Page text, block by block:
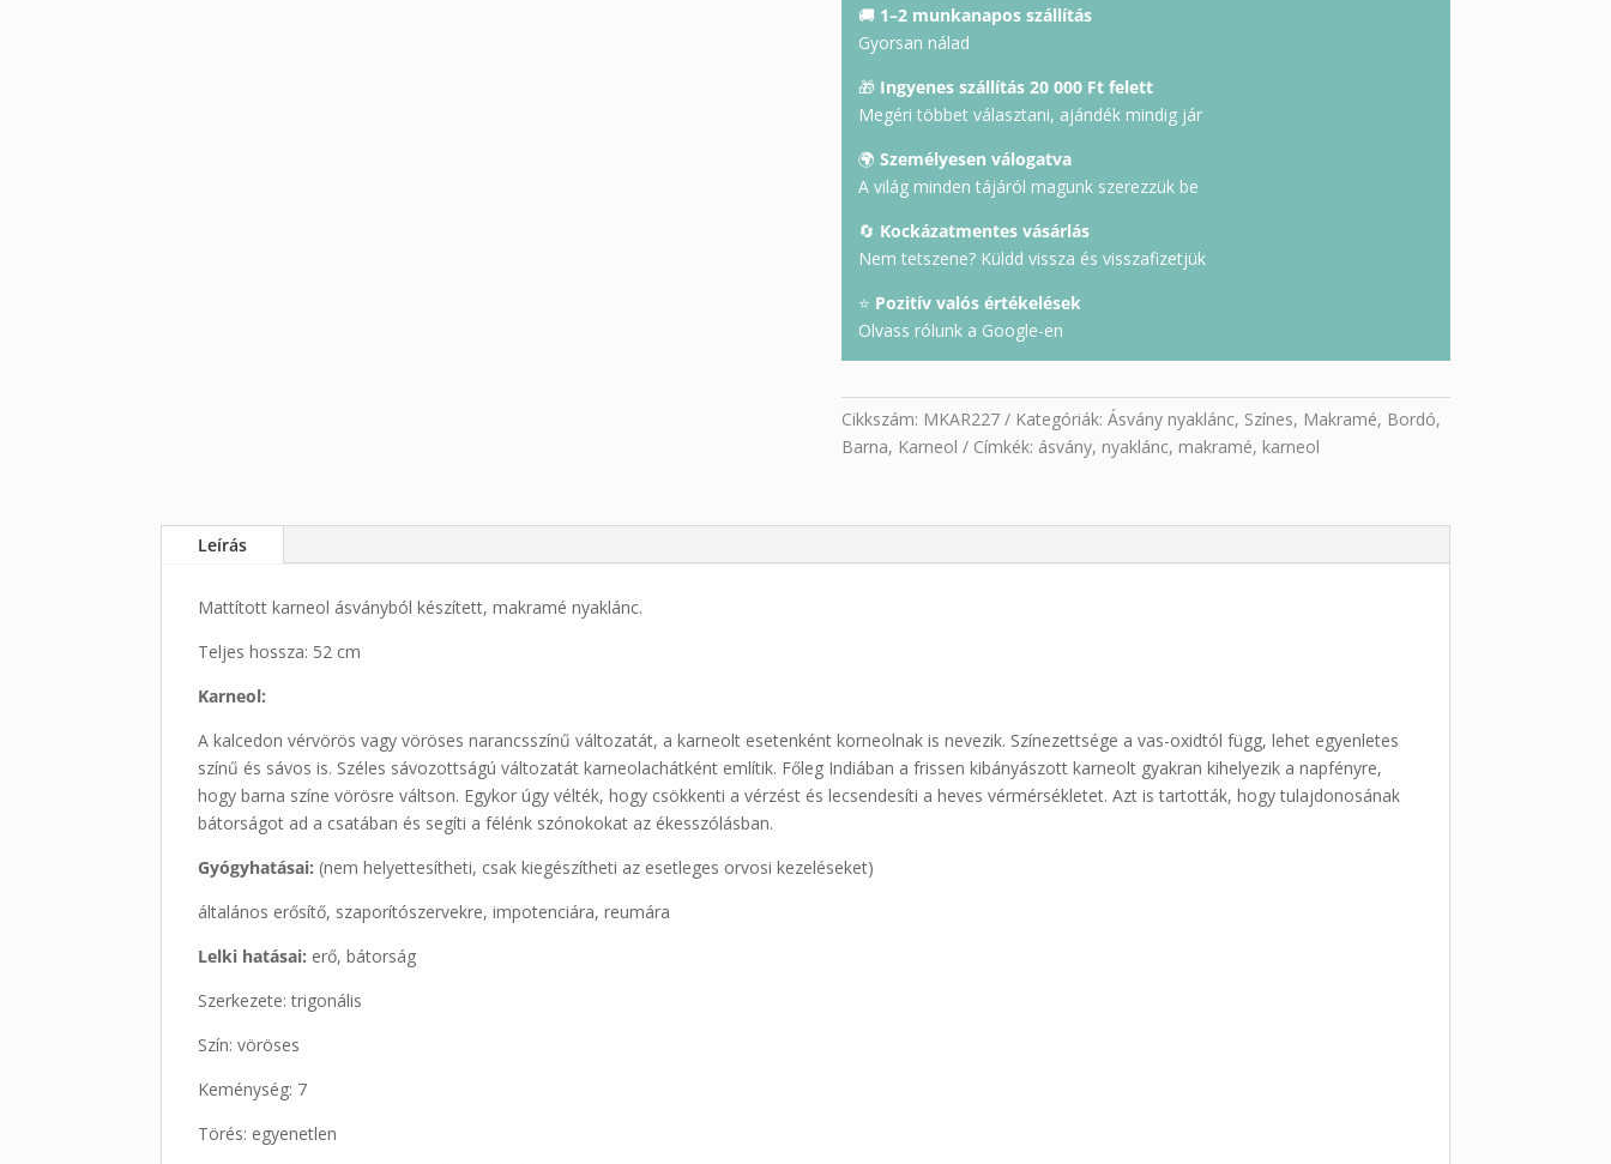
🚚 1–2 munkanapos szállítás
Gyorsan nálad
🎁 Ingyenes szállítás 20 000 Ft felett
Megéri többet választani, ajándék mindig jár
🌍 Személyesen válogatva
A világ minden tájáról magunk szerezzük be
🔄 Kockázatmentes vásárlás
Nem tetszene? Küldd vissza és visszafizetjük
⭐ Pozitív valós értékelések
Olvass rólunk a Google-en
Cikkszám: MKAR227 Kategóriák: Ásvány nyaklánc, Színes, Makramé, Bordó,
Barna, Karneol Címkék: ásvány, nyaklánc, makramé, karneol
Leírás
Mattított karneol ásványból készített, makramé nyaklánc.
Teljes hossza: 52 cm
Karneol:
A kalcedon vérvörös vagy vöröses narancsszínű változatát, a karneolt esetenként korneolnak is nevezik. Színezettsége a vas-oxidtól függ, lehet egyenletes
színű és sávos is. Széles sávozottságú változatát karneolachátként említik. Főleg Indiában a frissen kibányászott karneolt gyakran kihelyezik a napfényre,
hogy barna színe vörösre váltson. Egykor úgy vélték, hogy csökkenti a vérzést és lecsendesíti a heves vérmérsékletet. Azt is tartották, hogy tulajdonosának
bátorságot ad a csatában és segíti a félénk szónokokat az ékesszólásban.
Gyógyhatásai: (nem helyettesítheti, csak kiegészítheti az esetleges orvosi kezeléseket)
általános erősítő, szaporítószervekre, impotenciára, reumára
Lelki hatásai: erő, bátorság
Szerkezete: trigonális
Szín: vöröses
Keménység: 7
Törés: egyenetlen